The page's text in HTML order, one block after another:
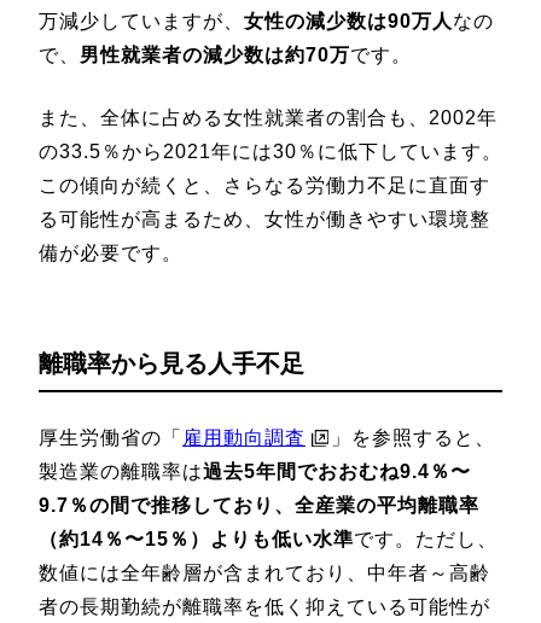
万減少していますが、 女性の減少数は90万人 なの
で、 男性就業者の減少数は約70万です。
また、全体に占める女性就業者の割合も、2002年
の33.5％から2021年には30％に低下しています。
この傾向が続くと、さらなる労働力不足に直面す
る可能性が高まるため、女性が働きやすい環境整
備が必要です。
離職率から見る人手不足
厚生労働省の「 雇用動向調査
」を参照すると、
製造業の離職率は過去5年間でおおむね9.4％〜
9.7％の間で推移しており、全産業の平均離職率
（約14％〜15％）よりも低い水準です。ただし、
数値には全年齢層が含まれており、中年者～高齢
者の長期勤続が離職率を低く抑えている可能性が